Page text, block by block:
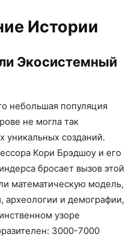
Истории
Экосистемный
небольшая популяция
не могла так
уникальных созданий.
Кори Брэдшоу и его
бросает вызов этой
математическую модель,
археологии и демографии,
узоре
3000-7000